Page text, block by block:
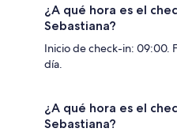
¿A qué hora es el
Sebastiana?
Inicio de check-in: 09:00.
día.
¿A qué hora es el
Sebastiana?